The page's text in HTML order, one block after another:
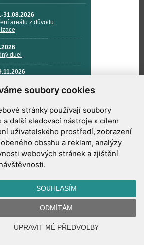
soubory cookies
stránky používají soubory
a další sledovací nástroje s cílem
uživatelského prostředí, zobrazení
obsahu a reklam, analýzy
webových stránek a zjištění
SOUHLASÍM
ODMÍTÁM
UPRAVIT MÉ PŘEDVOLBY
31.08.2026
areálu z důvodu
duel
A KOSMICKÉ
příspěvková organizace, Vsetínská 78, 757
01 Valašské Meziříčí
kraje. Telefon:571 611 928, Mobil:777
info@astrovm.cz
údaje
WebConsult.cz